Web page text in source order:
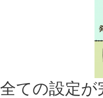
全ての設定